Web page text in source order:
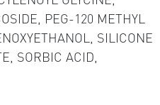
PEG-120 METHYL
SILICONE
SORBIC ACID,